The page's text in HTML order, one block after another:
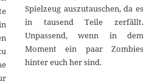
Spielzeug auszutauschen, da es
in tausend Teile zerfällt.
Unpassend, wenn in dem
Moment ein paar Zombies
hinter euch her sind.